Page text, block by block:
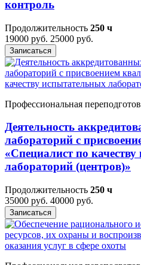
контроль
Продолжительность 250 ч
19000 руб. 25000 руб.
Записаться
Профессиональная
Деятельность
лабораторий с
«Специалист по
лабораторий (центров)»
Продолжительность 250 ч
35000 руб. 40000 руб.
Записаться